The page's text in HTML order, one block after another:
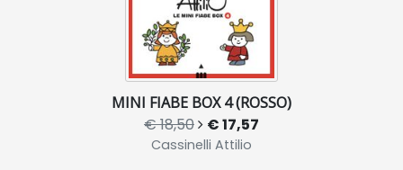
MINI FIABE BOX 4 (ROSSO)
€ 18,50 € 17,57
Cassinelli Attilio